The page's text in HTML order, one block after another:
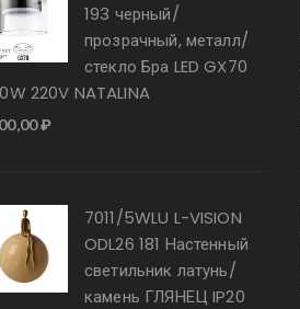
193 черный/
прозрачный, металл/
стекло Бра LED GX70
220V NATALINA
₽
7011/5WLU L-VISION
ODL26 181 Настенный
светильник латунь/
камень ГЛЯНЕЦ IP20